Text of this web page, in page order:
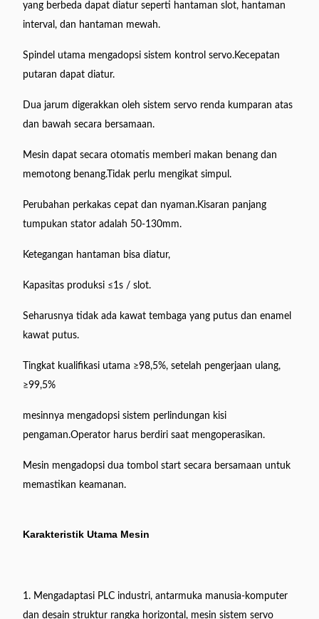
yang berbeda dapat diatur seperti hantaman slot, hantaman
interval, dan hantaman mewah.
Spindel utama mengadopsi sistem kontrol servo.Kecepatan
putaran dapat diatur.
Dua jarum digerakkan oleh sistem servo renda kumparan atas
dan bawah secara bersamaan.
Mesin dapat secara otomatis memberi makan benang dan
memotong benang.Tidak perlu mengikat simpul.
Perubahan perkakas cepat dan nyaman.Kisaran panjang
tumpukan stator adalah 50-130mm.
Ketegangan hantaman bisa diatur,
Kapasitas produksi ≤1s / slot.
Seharusnya tidak ada kawat tembaga yang putus dan enamel
kawat putus.
Tingkat kualifikasi utama ≥98,5%, setelah pengerjaan ulang,
≥99,5%
mesinnya mengadopsi sistem perlindungan kisi
pengaman.Operator harus berdiri saat mengoperasikan.
Mesin mengadopsi dua tombol start secara bersamaan untuk
memastikan keamanan.
Karakteristik Utama Mesin
1. Mengadaptasi PLC industri, antarmuka manusia-komputer
dan desain struktur rangka horizontal, mesin sistem servo